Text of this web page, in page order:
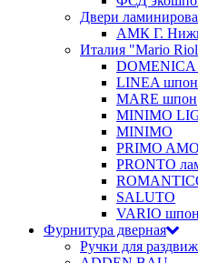
Двери
АМК Г.
Италия "Mario
LINEA шпон
MARE шпон
MINIMO
MINIMO
PRIMO
PRONTO
SALUTO
VARIO шпон
Фурнитура дверная
Ручки для